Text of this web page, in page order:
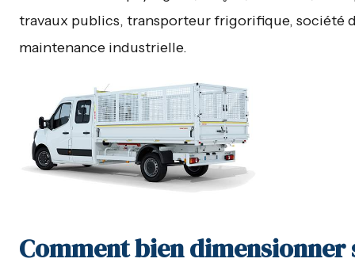
travaux publics, transporteur frigorifique, société
maintenance industrielle.
Comment bien dimensionner